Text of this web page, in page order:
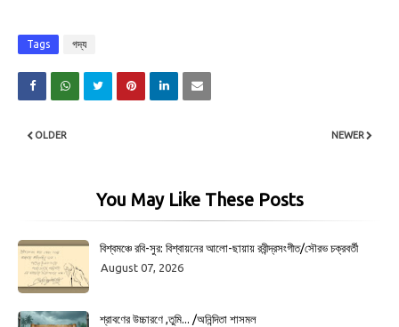
Tags গদ্য
NEWER
OLDER
You May Like These Posts
বিশ্বমঞ্চে রবি-সুর: বিশ্বায়নের আলো-ছায়ায় রবীন্দ্রসংগীত/সৌরভ চক্রবর্তী
August 07, 2026
শ্রাবণের উচ্চারণে ,তুমি... /অনিন্দিতা শাসমল